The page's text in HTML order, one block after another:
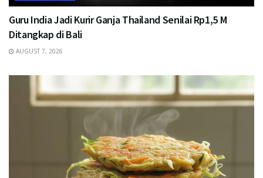
Guru India Jadi Kurir Ganja Thailand Senilai Rp1,5 M
Ditangkap di Bali
AUGUST 7, 2026